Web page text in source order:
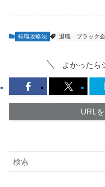
転職攻略法 退職 ブラック
よかったら
URL